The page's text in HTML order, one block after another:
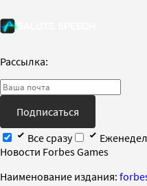
Рассылка:
Подписаться
Все сразу
Новости Forbes Games
Наименование издания: